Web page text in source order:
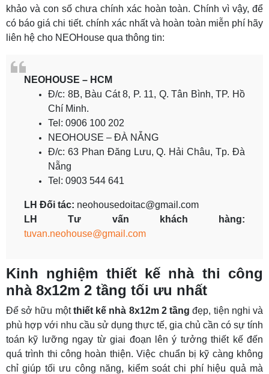
khảo và con số chưa chính xác hoàn toàn. Chính vì vậy, để
có báo giá chi tiết. chính xác nhất và hoàn toàn miễn phí hãy
liên hệ cho NEOHouse qua thông tin:
NEOHOUSE – HCM
Đ/c: 8B, Bàu Cát 8, P. 11, Q. Tân Bình, TP. Hồ
Chí Minh.
Tel: 0906 100 202
NEOHOUSE – ĐÀ NẴNG
Đ/c: 63 Phan Đăng Lưu, Q. Hải Châu, Tp. Đà
Nẵng
Tel: 0903 544 641
LH Đối tác: neohousedoitac@gmail.com
LH Tư vấn khách hàng:
tuvan.neohouse@gmail.com
Kinh nghiệm thiết kế nhà thi công
nhà 8x12m 2 tầng tối ưu nhất
Để sở hữu mộtthiết kế nhà 8x12m 2 tầng đẹp, tiện nghi và
phù hợp với nhu cầu sử dụng thực tế, gia chủ cần có sự tính
toán kỹ lưỡng ngay từ giai đoạn lên ý tưởng thiết kế đến
quá trình thi công hoàn thiện. Việc chuẩn bị kỹ càng không
chỉ giúp tối ưu công năng, kiểm soát chi phí hiệu quả mà